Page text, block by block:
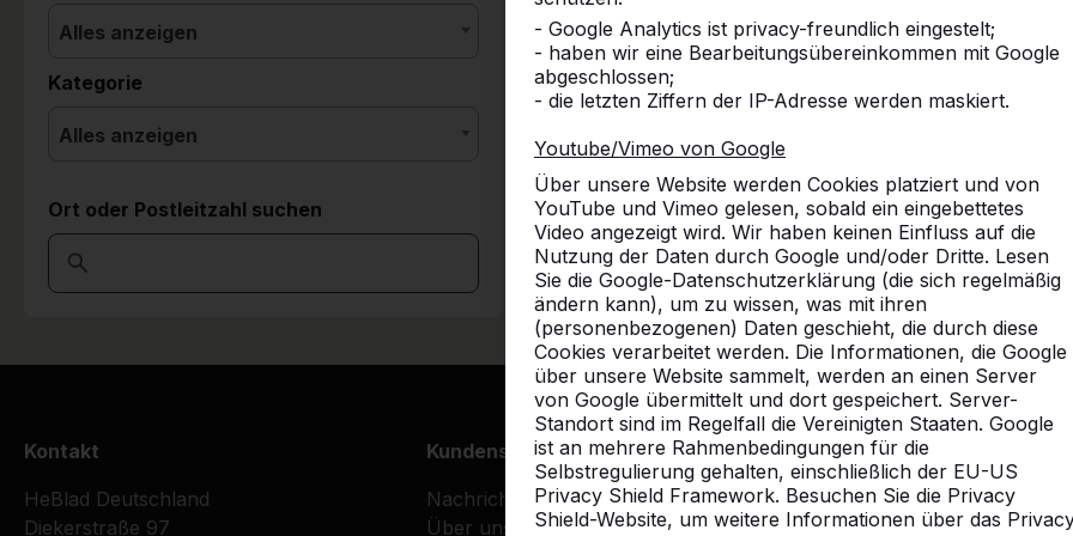
- Google Analytics ist privacy-freundlich eingestelt;
- haben wir eine Bearbeitungsübereinkommen mit Google
abgeschlossen;
- die letzten Ziffern der IP-Adresse werden maskiert.
Youtube/Vimeo von Google
Über unsere Website werden Cookies platziert und von
YouTube und Vimeo gelesen, sobald ein eingebettetes
Video angezeigt wird. Wir haben keinen Einfluss auf die
Nutzung der Daten durch Google und/oder Dritte. Lesen
Sie die Google-Datenschutzerklärung (die sich regelmäßig
ändern kann), um zu wissen, was mit ihren
(personenbezogenen) Daten geschieht, die durch diese
Cookies verarbeitet werden. Die Informationen, die Google
über unsere Website sammelt, werden an einen Server
von Google übermittelt und dort gespeichert. Server-
Standort sind im Regelfall die Vereinigten Staaten. Google
ist an mehrere Rahmenbedingungen für die
Selbstregulierung gehalten, einschließlich der EU-US
Privacy Shield Framework. Besuchen Sie die Privacy
Shield-Website, um weitere Informationen über das
Alles anzeigen
Kategorie
Alles anzeigen
Ort oder Postleitzahl suchen
Kontakt
HeBlad Deutschland
Diekerstraße 97
Kundenservice
Nachrichten
Über uns
Kategorien
Tischtennistische
Fußvolleyball